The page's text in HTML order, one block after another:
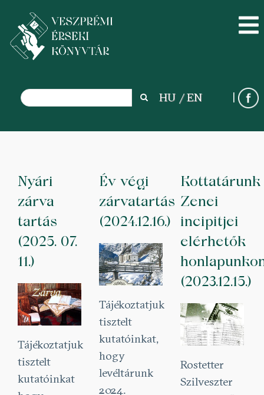
Search
Search HU EN
Nyári
zárva
tartás
(2025. 07.
11.)
Tájékoztatjuk
tisztelt
kutatóinkat
Év végi
zárvatartás
(2024.12.16.)
Tájékoztatjuk
tisztelt
kutatóinkat,
hogy
levéltárunk
2024.
Kottatárunk
Zenei
incipitjei
elérhetők
(2023.12.15.)
Rostetter
Szilveszter